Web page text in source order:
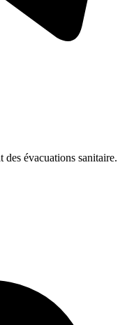
évacuations sanitaire.